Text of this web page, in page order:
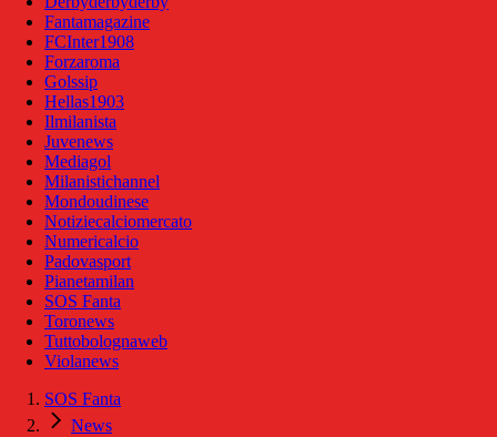
Fantamagazine
FCInter1908
Forzaroma
Golssip
Hellas1903
Ilmilanista
Juvenews
Mediagol
Milanistichannel
Mondoudinese
Notiziecalciomercato
Numericalcio
Padovasport
Pianetamilan
SOS Fanta
Toronews
Tuttobolognaweb
Violanews
SOS Fanta
News